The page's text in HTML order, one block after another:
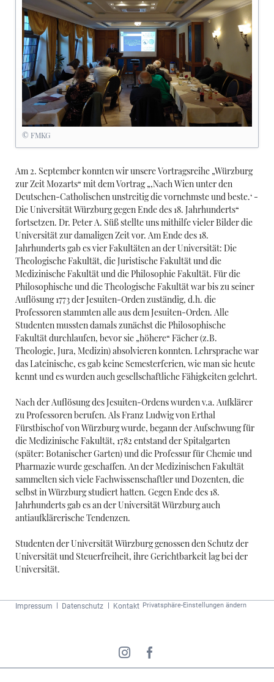
© FMKG
Am 2. September konnten wir unsere Vortragsreihe „Würzburg
zur Zeit Mozarts“ mit dem Vortrag „‚Nach Wien unter den
Deutschen-Catholischen unstreitig die vornehmste und beste.‘ -
Die Universität Würzburg gegen Ende des 18. Jahrhunderts“
fortsetzen. Dr. Peter A. Süß stellte uns mithilfe vieler Bilder die
Universität zur damaligen Zeit vor. Am Ende des 18.
Jahrhunderts gab es vier Fakultäten an der Universität: Die
Theologische Fakultät, die Juristische Fakultät und die
Medizinische Fakultät und die Philosophie Fakultät. Für die
Philosophische und die Theologische Fakultät war bis zu seiner
Auflösung 1773 der Jesuiten-Orden zuständig, d.h. die
Professoren stammten alle aus dem Jesuiten-Orden. Alle
Studenten mussten damals zunächst die Philosophische
Fakultät durchlaufen, bevor sie „höhere“ Fächer (z.B.
Theologie, Jura, Medizin) absolvieren konnten. Lehrsprache war
das Lateinische, es gab keine Semesterferien, wie man sie heute
kennt und es wurden auch gesellschaftliche Fähigkeiten gelehrt.
Nach der Auflösung des Jesuiten-Ordens wurden v.a. Aufklärer
zu Professoren berufen. Als Franz Ludwig von Erthal
Fürstbischof von Würzburg wurde, begann der Aufschwung für
die Medizinische Fakultät, 1782 entstand der Spitalgarten
(später: Botanischer Garten) und die Professur für Chemie und
Pharmazie wurde geschaffen. An der Medizinischen Fakultät
sammelten sich viele Fachwissenschaftler und Dozenten, die
selbst in Würzburg studiert hatten. Gegen Ende des 18.
Jahrhunderts gab es an der Universität Würzburg auch
antiaufklärerische Tendenzen.
Studenten der Universität Würzburg genossen den Schutz der
Universität und Steuerfreiheit, ihre Gerichtbarkeit lag bei der
Universität.
Navigation
Impressum Datenschutz Kontakt Privatsphäre-Einstellungen ändern